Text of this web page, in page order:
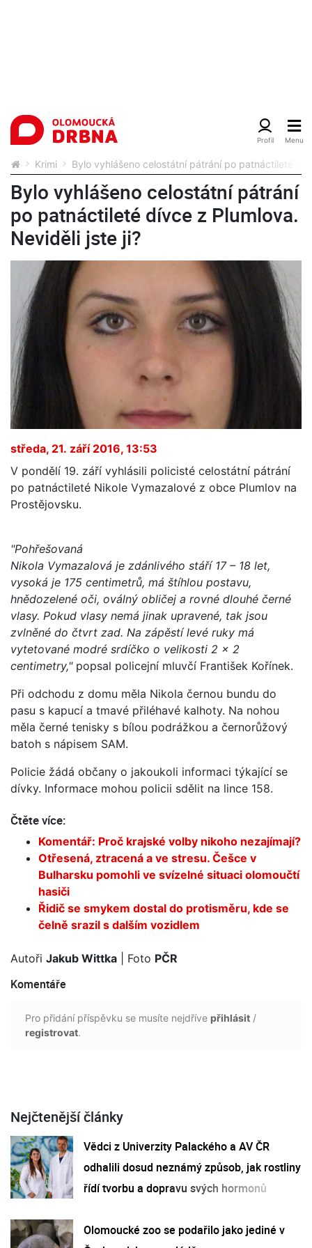
Krimi Bylo vyhlášeno celostátní pátrání po patnáctileté
Bylo vyhlášeno celostátní pátrání
po patnáctileté dívce z Plumlova.
Neviděli jste ji?
středa, 21. září 2016, 13:53
V pondělí 19. září vyhlásili policisté celostátní pátrání
po patnáctileté Nikole Vymazalové z obce Plumlov na
Prostějovsku.
"Pohřešovaná
Nikola Vymazalová je zdánlivého stáří 17 – 18 let,
vysoká je 175 centimetrů, má štíhlou postavu,
hnědozelené oči, oválný obličej a rovné dlouhé černé
vlasy. Pokud vlasy nemá jinak upravené, tak jsou
zvlněné do čtvrt zad. Na zápěstí levé ruky má
vytetované modré srdíčko o velikosti 2 x 2
centimetry,"popsal policejní mluvčí František Kořínek.
Při odchodu z domu měla Nikola černou bundu do
pasu s kapucí a tmavé přiléhavé kalhoty. Na nohou
měla černé tenisky s bílou podrážkou a černorůžový
batoh s nápisem SAM.
Policie žádá občany o jakoukoli informaci týkající se
dívky. Informace mohou policii sdělit na lince 158.
Čtěte více:
Komentář: Proč krajské volby nikoho nezajímají?
Otřesená, ztracená a ve stresu. Češce v
Bulharsku pomohli ve svízelné situaci olomoučtí
hasiči
Řidič se smykem dostal do protisměru, kde se
čelně srazil s dalším vozidlem
Autoři Jakub Wittka | Foto PČR
Komentáře
Pro přidání příspěvku se musíte nejdříve přihlásit /
registrovat.
Nejčtenější články
Vědci z Univerzity Palackého a AV ČR
odhalili dosud neznámý způsob, jak rostliny
řídí tvorbu a dopravu svých hormonů
Olomoucké zoo se podařilo jako jediné v